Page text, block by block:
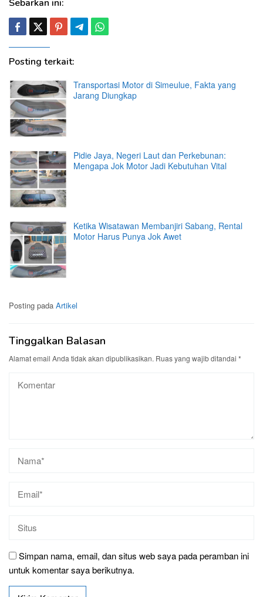
Sebarkan ini:
Posting terkait:
Transportasi Motor di Simeulue, Fakta yang
Jarang Diungkap
Pidie Jaya, Negeri Laut dan Perkebunan:
Mengapa Jok Motor Jadi Kebutuhan Vital
Ketika Wisatawan Membanjiri Sabang, Rental
Motor Harus Punya Jok Awet
Posting pada Artikel
Tinggalkan Balasan
Alamat email Anda tidak akan dipublikasikan. Ruas yang wajib ditandai *
Simpan nama, email, dan situs web saya pada peramban ini
untuk komentar saya berikutnya.